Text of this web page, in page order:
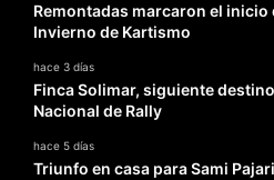
Remontadas marcaron el inicio
Invierno de Kartismo
hace 3 días
Finca Solimar, siguiente
Nacional de Rally
hace 5 días
Triunfo en casa para Sami Pajari